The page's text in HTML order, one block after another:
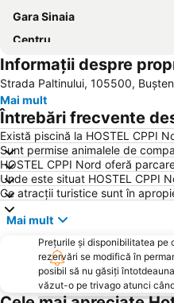
Gara Sinaia
Centru
Peștera Ialomicioara
Centrul istoric
Partia Noua
Teleschi Bradul
Telescaun Cota 1400-Cota 2000 Sinaia
Castelul Cantacuzino
Sorica
Bartolomeu
Parcul Natural Bucegi
Furnica
Azuga
Informații despre
Strada Paltinului, 105500,
Mai mult
Întrebări frecvente
Există piscină la HOSTEL CPPI
Sunt permise animalele de
HOSTEL CPPI Nord oferă
Unde este situat HOSTEL CPPI
Ce atracții turistice sunt în
Mai mult
Prețurile și disponibilitatea pe
rezervări se modifică în
posibil să nu găsiți
văzut-o pe trivago atunci